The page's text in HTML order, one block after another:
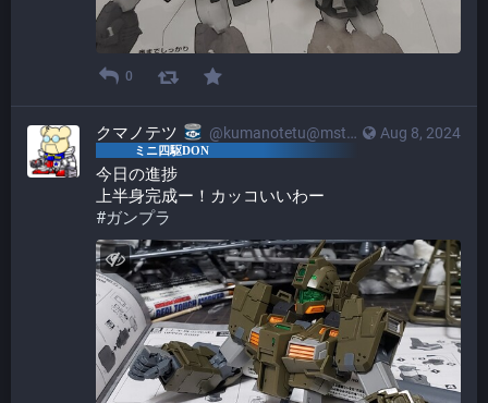
0
Aug 8, 2024
クマノテツ @kumanotetu@mstdn.mini4wd-engineer.com
今日の進捗
上半身完成ー！カッコいいわー
#ガンプラ